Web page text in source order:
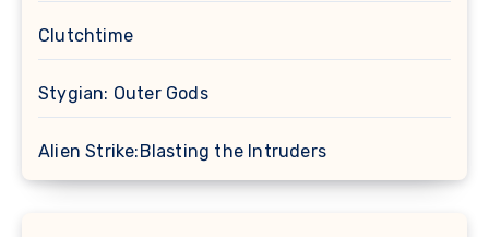
Clutchtime
Stygian: Outer Gods
Alien Strike:Blasting the Intruders